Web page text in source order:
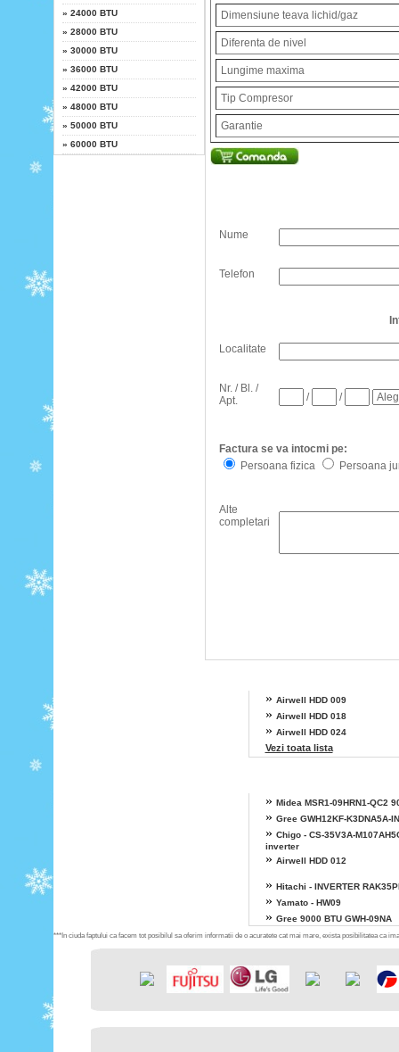
» 24000 BTU
» 28000 BTU
» 30000 BTU
» 36000 BTU
» 42000 BTU
» 48000 BTU
» 50000 BTU
» 60000 BTU
Dimensiune teava lichid/gaz
Diferenta de nivel
Lungime maxima
Tip Compresor
Garantie
Nume
Telefon
Localitate
Nr. / Bl. /
Apt.
/ /
Factura se va intocmi pe:
Persoana fizica
Persoana
Alte
completari
» Airwell HDD 009
» Airwell HDD 018
» Airwell HDD 024
Vezi toata lista
» Midea MSR1-09HRN1-QC2
» Gree GWH12KF-K3DNA5A-
» Chigo - CS-35V3A-
inverter
» Airwell HDD 012
» Hitachi - INVERTER
» Yamato - HW09
» Gree 9000 BTU GWH-09NA
***In ciuda faptului ca facem tot posibilul sa oferim informatii de o acuratete cat mai mare, exista posibilitatea ca